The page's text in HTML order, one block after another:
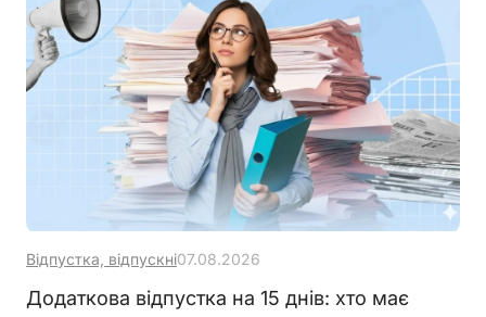
«Середня зарплата для бронювання», який
допоможе швидко визначити необхідний
показник та підготувати довідку
Відпустка, відпускні07.08.2026
Додаткова відпустка на 15 днів: хто має